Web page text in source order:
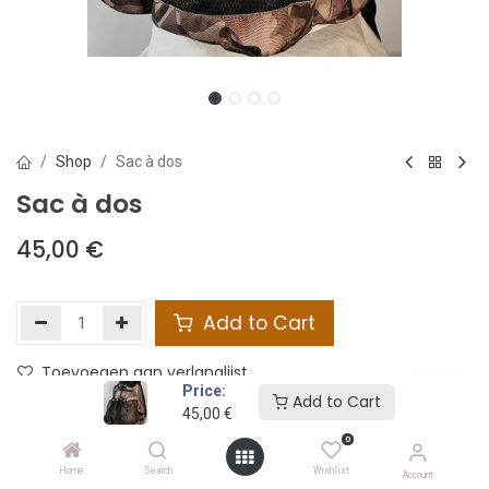
Price:
45,00 €
Add to Cart
Home Search
0
Wishlist Account
Shop Sac à dos
Sac à dos
45,00 €
Add to Cart
Toevoegen aan verlanglijst
Terms and Conditions :